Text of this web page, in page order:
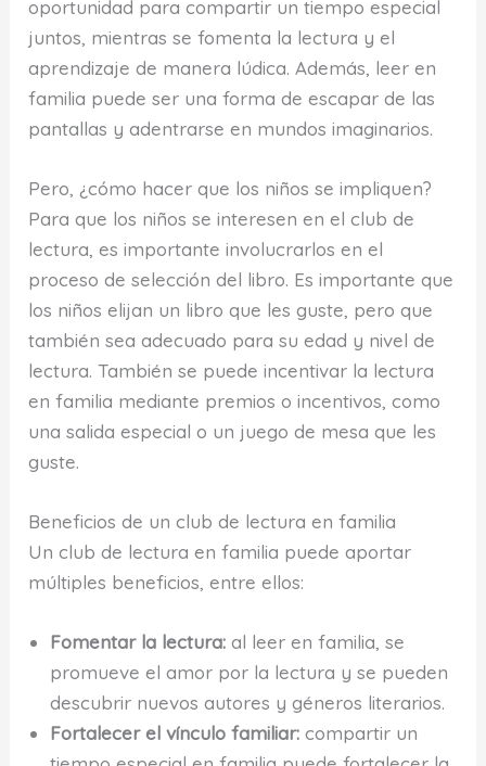
oportunidad para compartir un tiempo especial
juntos, mientras se fomenta la lectura y el
aprendizaje de manera lúdica. Además, leer en
familia puede ser una forma de escapar de las
pantallas y adentrarse en mundos imaginarios.
Pero, ¿cómo hacer que los niños se impliquen?
Para que los niños se interesen en el club de
lectura, es importante involucrarlos en el
proceso de selección del libro. Es importante que
los niños elijan un libro que les guste, pero que
también sea adecuado para su edad y nivel de
lectura. También se puede incentivar la lectura
en familia mediante premios o incentivos, como
una salida especial o un juego de mesa que les
guste.
Beneficios de un club de lectura en familia
Un club de lectura en familia puede aportar
múltiples beneficios, entre ellos:
Fomentar la lectura:al leer en familia, se
promueve el amor por la lectura y se pueden
descubrir nuevos autores y géneros literarios.
Fortalecer el vínculo familiar: compartir un